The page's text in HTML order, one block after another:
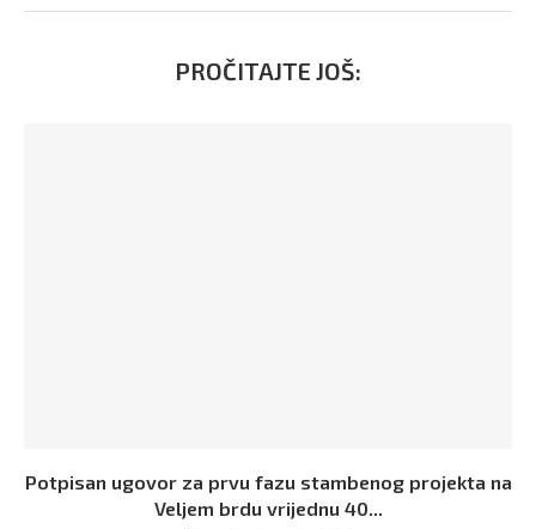
PROČITAJTE JOŠ:
Potpisan ugovor za prvu fazu stambenog projekta na
Veljem brdu vrijednu 40...